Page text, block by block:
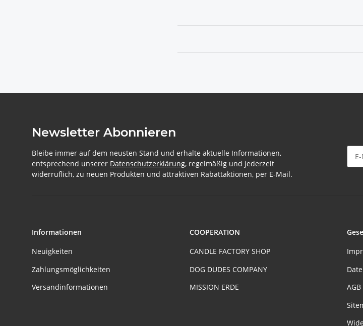
Newsletter Abonnieren
Bleibe immer auf dem neusten Stand und erhalte aktuelle Informationen,
entsprechend unserer Datenschutzerklärung, regelmäßig und jederzeit
widerruflich, zu neuen Produkten und attraktiven Rabattaktionen, per E-Mail.
Informationen
Neuigkeiten
Zahlungsmöglichkeiten
Versandinformationen
COOPERATION
CANDLE FACTORY SHOP
DOG DUDES COMPANY
MISSION ERDE
AGB